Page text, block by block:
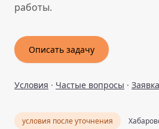
работы.
Описать задачу
Условия · Частые вопросы · Заявка
условия после уточнения